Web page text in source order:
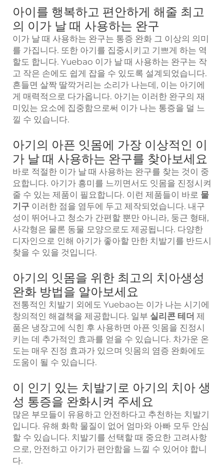
아이를 행복하고 편안하게 해줄 최고
의 이가 날 때 사용하는 완구
이가 날 때 사용하는 완구는 통증 완화 그 이상의 의미
를 가집니다. 또한 아기를 집중시키고 기쁘게 하는 역
할도 합니다. Yuebao 이가 날 때 사용하는 완구는 작
고 작은 손에도 쉽게 잡을 수 있도록 설계되었습니다.
흔들면 살짝 딸깍거리는 소리가 나는데, 이는 아기에
게 매력적으로 다가옵니다. 아기는 이러한 완구의 재
미있는 요소에 집중함으로써 이가 나는 통증을 덜 느
낄 수 있습니다.
아기의 아픈 잇몸에 가장 이상적인 이
가 날 때 사용하는 완구를 찾아보세요
바로 적절한 이가 날 때 사용하는 완구를 찾는 것이 중
요합니다. 아기가 흥미를 느끼면서도 잇몸을 진정시켜
줄 수 있는 제품이 필요합니다. 이런 제품들이 바로 물
기구 이러한 점을 염두에 두고 제작되었습니다. 내구
성이 뛰어나고 청소가 간편할 뿐만 아니라, 둥근 형태,
사각형은 물론 동물 모양으로도 제공됩니다. 다양한
디자인으로 인해 아기가 좋아할 만한 치발기를 반드시
찾을 수 있을 것입니다.
아기의 잇몸을 위한 최고의 치아생성
완화 방법을 알아보세요
전통적인 치발기 외에도 Yuebao는 이가 나는 시기에
창의적인 해결책을 제공합니다. 일부 실리콘 테더 제
품은 냉장고에 식힌 후 사용하면 아픈 잇몸을 진정시
키는 데 추가적인 효과를 얻을 수 있습니다. 차가운 온
도는 매우 진정 효과가 있으며 잇몸의 염증 완화에도
도움이 될 수 있습니다.
이 인기 있는 치발기로 아기의 치아 생
성 통증을 완화시켜 주세요
많은 부모들이 유용하고 안전하다고 추천하는 치발기
입니다. 유해 화학 물질이 없어 엄마와 아빠 모두 안심
할 수 있습니다. 치발기를 선택할 때 중요한 고려사항
으로, 안전하고 아기가 편안함을 느낄 수 있어야 합니
다.